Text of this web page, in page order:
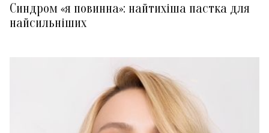
Синдром «я повинна»: найтихіша пастка для
найсильніших